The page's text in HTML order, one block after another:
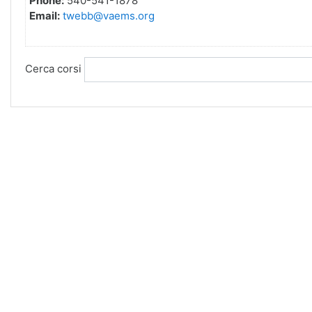
Email: twebb@vaems.org
Cerca corsi